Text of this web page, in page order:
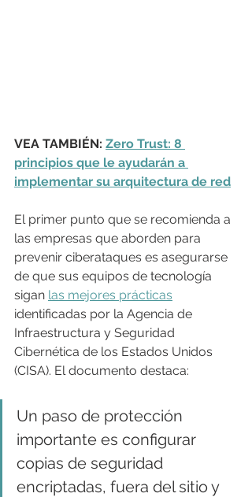
VEA TAMBIÉN: Zero Trust: 8
principios que le ayudarán a
implementar su arquitectura de red
El primer punto que se recomienda a
las empresas que aborden para
prevenir ciberataques es asegurarse
de que sus equipos de tecnología
sigan las mejores prácticas
identificadas por la Agencia de
Infraestructura y Seguridad
Cibernética de los Estados Unidos
(CISA). El documento destaca:
Un paso de protección
importante es configurar
copias de seguridad
encriptadas, fuera del sitio y